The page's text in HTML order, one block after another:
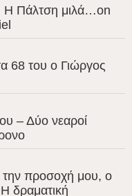
Η Πάλτση μιλά…on
68 του ο Γιώργος
– Δύο νεαροί
προσοχή μου, ο
δραματική